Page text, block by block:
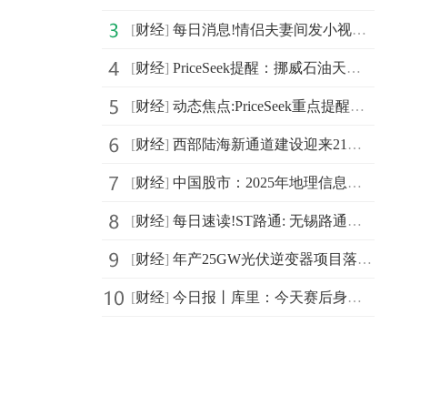
[财经] 每日消息!情侣夫妻间发小视频违法？权威释法方能打消疑虑
[财经] PriceSeek提醒：挪威石油天然气产量超预期
[财经] 动态焦点:PriceSeek重点提醒：中国11月铅进口量激增
[财经] 西部陆海新通道建设迎来21项重点金融支持举措
[财经] 中国股市：2025年地理信息数据的龙头名单（值得收藏）（2025/12/24）
[财经] 每日速读!ST路通: 无锡路通视信网络股份有限公司关于公司股票被实施其他风险警示相关事项的进展公告内容摘要
[财经] 年产25GW光伏逆变器项目落户江苏无锡
[财经] 今日报丨库里：今天赛后身体感觉良好，但不确定明天是否打背靠背